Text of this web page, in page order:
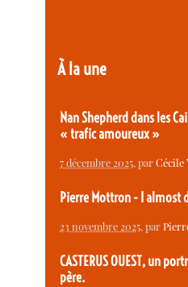
À la une
Nan Shepherd dans les
« trafic amoureux »
7 décembre 2025, parCécile
Pierre Mottron - I almost
23 novembre 2025, par
CASTERUS OUEST, un
père.